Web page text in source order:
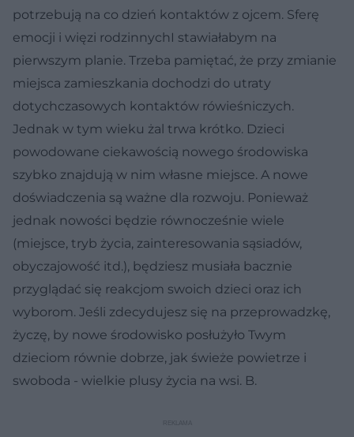
potrzebują na co dzień kontaktów z ojcem. Sferę
emocji i więzi rodzinnychI stawiałabym na
pierwszym planie. Trzeba pamiętać, że przy zmianie
miejsca zamieszkania dochodzi do utraty
dotychczasowych kontaktów rówieśniczych.
Jednak w tym wieku żal trwa krótko. Dzieci
powodowane ciekawością nowego środowiska
szybko znajdują w nim własne miejsce. A nowe
doświadczenia są ważne dla rozwoju. Ponieważ
jednak nowości będzie równocześnie wiele
(miejsce, tryb życia, zainteresowania sąsiadów,
obyczajowość itd.), będziesz musiała bacznie
przyglądać się reakcjom swoich dzieci oraz ich
wyborom. Jeśli zdecydujesz się na przeprowadzkę,
życzę, by nowe środowisko posłużyło Twym
dzieciom równie dobrze, jak świeże powietrze i
swoboda - wielkie plusy życia na wsi. B.